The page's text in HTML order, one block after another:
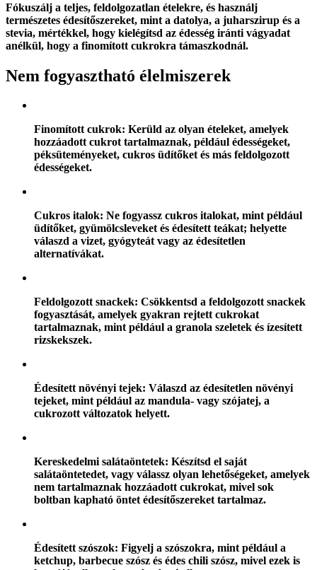
Fókuszálj a teljes, feldolgozatlan ételekre, és használj
természetes édesítőszereket, mint a datolya, a juharszirup és a
stevia, mértékkel, hogy kielégítsd az édesség iránti vágyadat
anélkül, hogy a finomított cukrokra támaszkodnál.
Nem fogyasztható élelmiszerek
Finomított cukrok: Kerüld az olyan ételeket, amelyek
hozzáadott cukrot tartalmaznak, például édességeket,
péksüteményeket, cukros üdítőket és más feldolgozott
édességeket.
Cukros italok: Ne fogyassz cukros italokat, mint például
üdítőket, gyümölcsleveket és édesített teákat; helyette
válaszd a vizet, gyógyteát vagy az édesítetlen
alternatívákat.
Feldolgozott snackek: Csökkentsd a feldolgozott snackek
fogyasztását, amelyek gyakran rejtett cukrokat
tartalmaznak, mint például a granola szeletek és ízesített
rizskekszek.
Édesített növényi tejek: Válaszd az édesítetlen növényi
tejeket, mint például az mandula- vagy szójatej, a
cukrozott változatok helyett.
Kereskedelmi salátaöntetek: Készítsd el saját
salátaöntetedet, vagy válassz olyan lehetőségeket, amelyek
nem tartalmaznak hozzáadott cukrokat, mivel sok
boltban kapható öntet édesítőszereket tartalmaz.
Édesített szószok: Figyelj a szószokra, mint például a
ketchup, barbecue szósz és édes chili szósz, mivel ezek is